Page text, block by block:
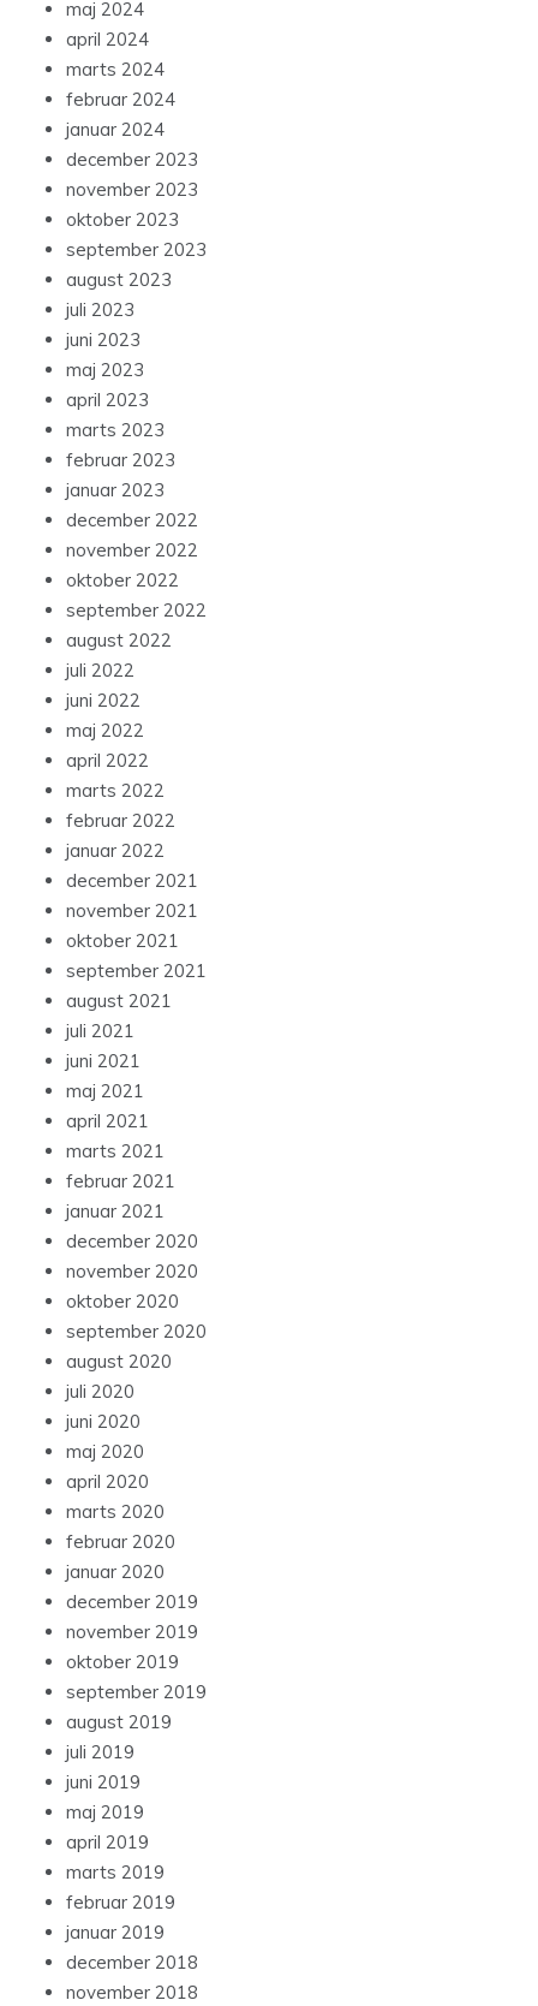
maj 2024
april 2024
marts 2024
februar 2024
januar 2024
december 2023
november 2023
oktober 2023
september 2023
august 2023
juli 2023
juni 2023
maj 2023
april 2023
marts 2023
februar 2023
januar 2023
december 2022
november 2022
oktober 2022
september 2022
august 2022
juli 2022
juni 2022
maj 2022
april 2022
marts 2022
februar 2022
januar 2022
december 2021
november 2021
oktober 2021
september 2021
august 2021
juli 2021
juni 2021
maj 2021
april 2021
marts 2021
februar 2021
januar 2021
december 2020
november 2020
oktober 2020
september 2020
august 2020
juli 2020
juni 2020
maj 2020
april 2020
marts 2020
februar 2020
januar 2020
december 2019
november 2019
oktober 2019
september 2019
august 2019
juli 2019
juni 2019
maj 2019
april 2019
marts 2019
februar 2019
januar 2019
december 2018
november 2018